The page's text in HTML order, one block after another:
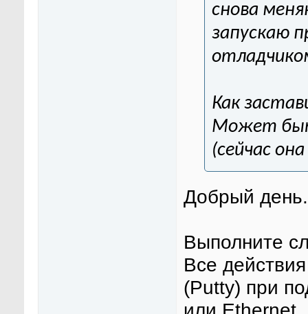
снова
запускаю
Как
Может
(сейчас
Добрый день.
Выполните
Все
(Putty) при